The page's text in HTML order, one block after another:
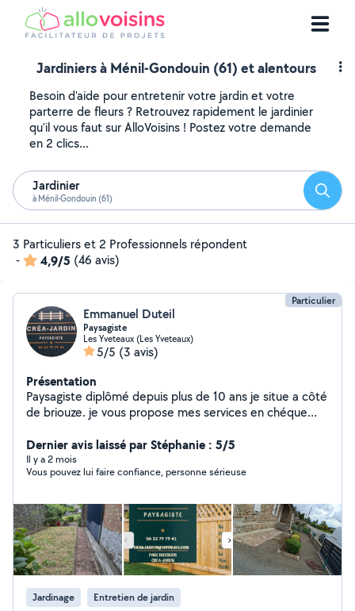
Jardiniers à Ménil-Gondouin (61) et alentours
Besoin d'aide pour entretenir votre jardin et votre
parterre de fleurs ? Retrouvez rapidement le jardinier
qu'il vous faut sur AlloVoisins ! Postez votre demande
en 2 clics...
Jardinier
à Ménil-Gondouin (61)
3 Particuliers et 2 Professionnels répondent
-
4,9/5 (46 avis)
Particulier
Emmanuel Duteil
Paysagiste
Les Yveteaux (Les Yveteaux)
5/5 (3 avis)
Présentation
Paysagiste diplômé depuis plus de 10 ans je situe a côté
de briouze. je vous propose mes services en chéque
la petite création paysagère dans un secteur de 50km
Dernier avis laissé par Stéphanie : 5/5
Il y a 2 mois
Vous pouvez lui faire confiance, personne sérieuse
Jardinage Entretien de jardin